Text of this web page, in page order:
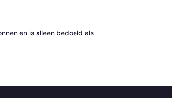
en is alleen bedoeld als